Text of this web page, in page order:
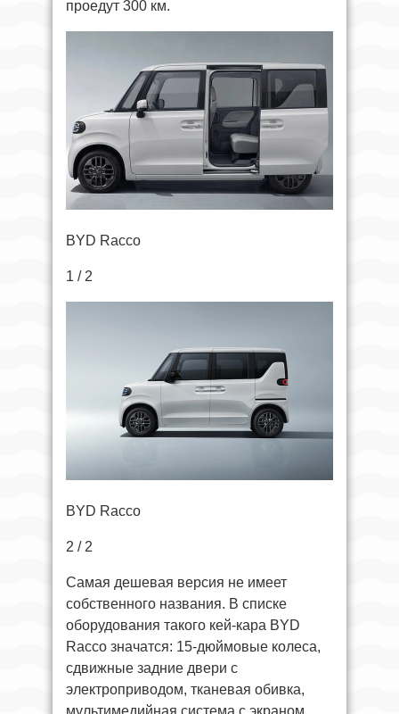
проедут 300 км.
BYD Racco
1 / 2
BYD Racco
2 / 2
Самая дешевая версия не имеет
собственного названия. В списке
оборудования такого кей-кара BYD
Racco значатся: 15-дюймовые колеса,
сдвижные задние двери с
электроприводом, тканевая обивка,
мультимедийная система с экраном